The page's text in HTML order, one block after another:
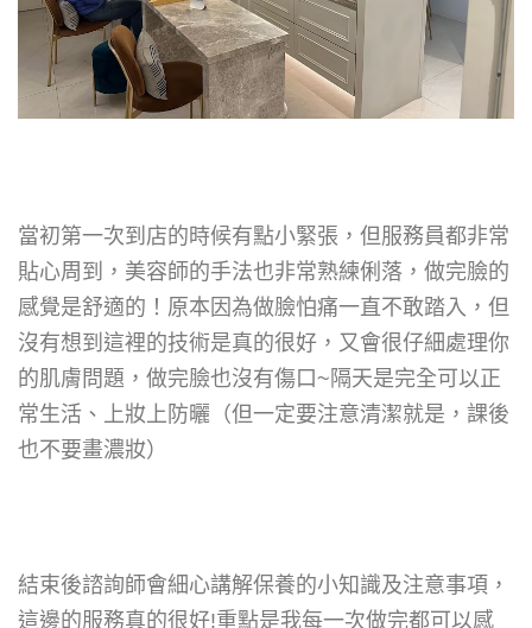
當初第一次到店的時候有點小緊張，但服務員都非常
貼心周到，美容師的手法也非常熟練俐落，做完臉的
感覺是舒適的 ！原本因為做臉怕痛一直不敢踏入，但
沒有想到這裡的技術是真的很好，又會很仔細處理你
的肌膚問題，做完臉也沒有傷口~隔天是完全可以正
常生活、上妝上防曬（但一定要注意清潔就是，課後
也不要畫濃妝）
結束後諮詢師會細心講解保養的小知識及注意事項，
這邊的服務真的很好!重點是我每一次做完都可以感